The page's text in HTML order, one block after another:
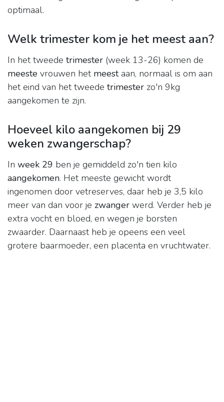
optimaal.
Welk trimester kom je het meest aan?
In het tweede trimester (week 13-26) komen de
meeste vrouwen het meestaan, normaal is om aan
het eind van het tweede trimester zo'n 9kg
aangekomen te zijn.
Hoeveel kilo aangekomen bij 29
weken zwangerschap?
In week 29 ben je gemiddeld zo'n tien kilo
aangekomen. Het meeste gewicht wordt
ingenomen door vetreserves, daar heb je 3,5 kilo
meer van dan voor je zwanger werd. Verder heb je
extra vocht en bloed, en wegen je borsten
zwaarder. Daarnaast heb je opeens een veel
grotere baarmoeder, een placenta en vruchtwater.